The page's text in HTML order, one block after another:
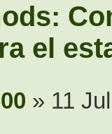
el
» 11